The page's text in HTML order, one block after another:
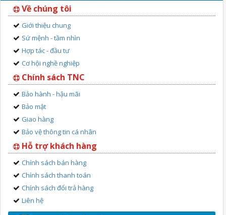
Về chúng tôi
Giới thiệu chung
Sứ mệnh - tầm nhìn
Hợp tác - đầu tư
Cơ hội nghề nghiệp
Chính sách TNC
Bảo hành - hậu mãi
Bảo mật
Giao hàng
Bảo vệ thông tin cá nhân
Hỗ trợ khách hàng
Chính sách bán hàng
Chính sách thanh toán
Chính sách đổi trả hàng
Liên hệ